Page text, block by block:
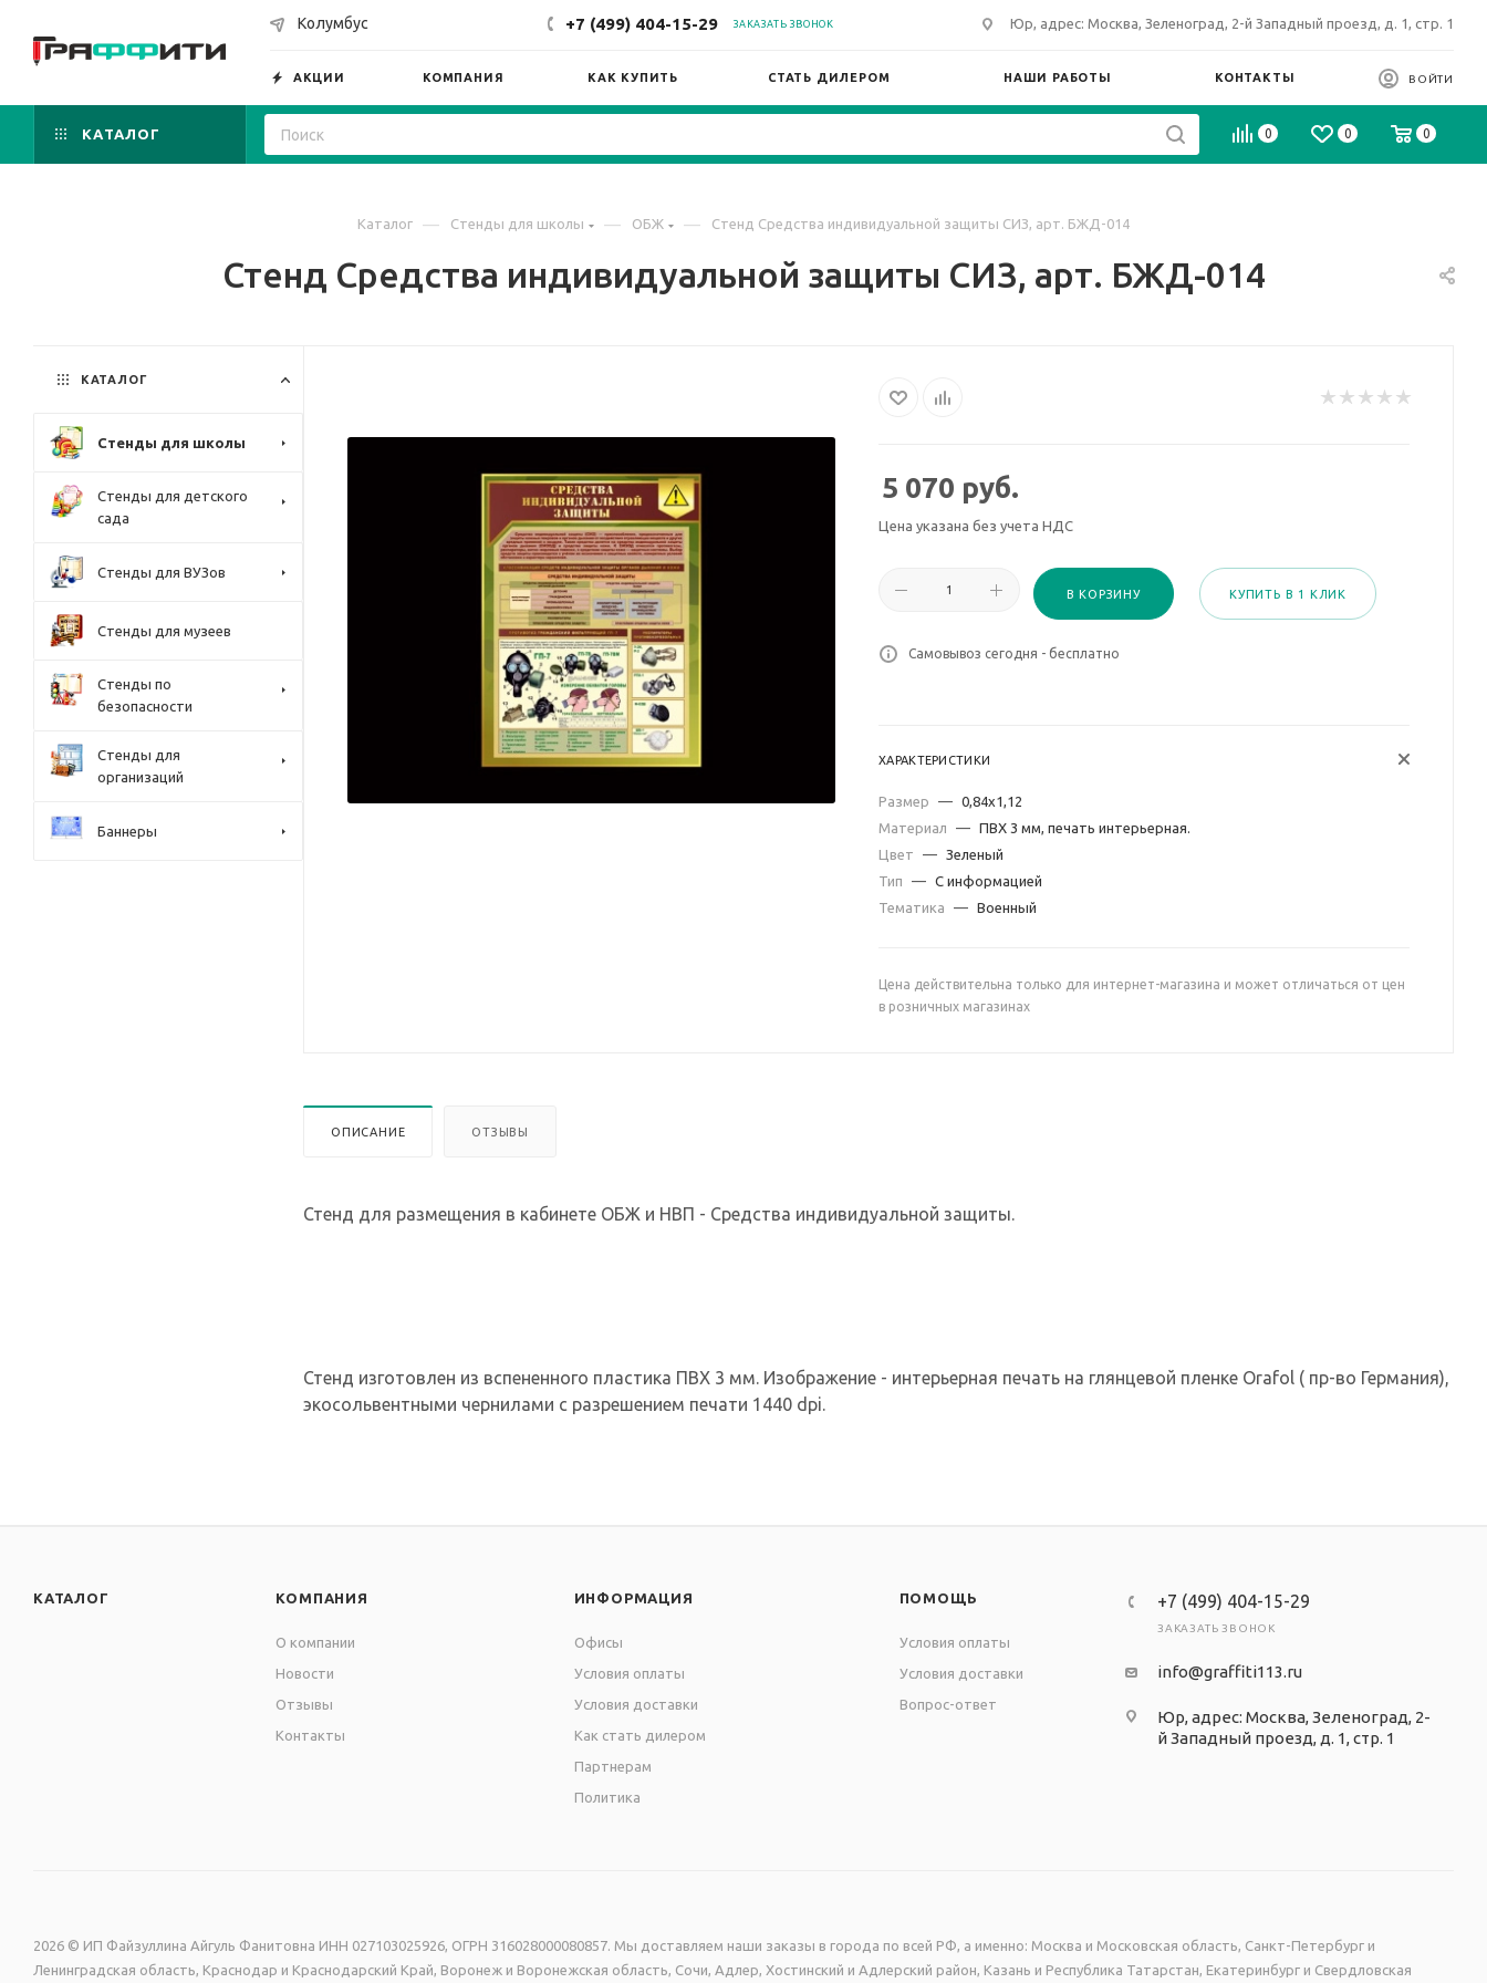
Колумбус +7 (499) 404-15-29 ЗАКАЗАТЬ ЗВОНОК Юр, адрес: Москва, Зеленоград, 2-й Западный проезд, д. 1, стр. 1
АКЦИИ КОМПАНИЯ КАК КУПИТЬ СТАТЬ ДИЛЕРОМ НАШИ РАБОТЫ КОНТАКТЫ ВОЙТИ
КАТАЛОГ 0 0 0
Каталог — Стенды для школы — ОБЖ — Стенд Средства индивидуальной защиты СИЗ, арт. БЖД-014
Стенд Средства индивидуальной защиты СИЗ, арт. БЖД-014
5 070 руб.
Цена указана без учета НДС
В КОРЗИНУ КУПИТЬ В 1 КЛИК
Самовывоз сегодня - бесплатно
ХАРАКТЕРИСТИКИ
Размер — 0,84х1,12
Материал
— ПВХ 3 мм, печать интерьерная.
Цвет
— Зеленый
Тип
— С информацией
Тематика
— Военный
Цена действительна только для интернет-магазина и может отличаться от цен
в розничных магазинах
ОПИСАНИЕ ОТЗЫВЫ
Стенд для размещения в кабинете ОБЖ и НВП - Средства индивидуальной защиты.
Стенд изготовлен из вспененного пластика ПВХ 3 мм. Изображение - интерьерная печать на глянцевой пленке Orafol ( пр-во Германия),
экосольвентными чернилами с разрешением печати 1440 dpi.
КАТАЛОГ
Стенды для школы
Стенды для детского
сада
Стенды для ВУЗов
Стенды для музеев
Стенды по
безопасности
Стенды для
организаций
Баннеры
КАТАЛОГ КОМПАНИЯ
О компании
Новости
Отзывы
Контакты
ИНФОРМАЦИЯ
Офисы
Условия оплаты
Условия доставки
Как стать дилером
Партнерам
Политика
ПОМОЩЬ
Условия оплаты
Условия доставки
Вопрос-ответ
+7 (499) 404-15-29
ЗАКАЗАТЬ ЗВОНОК
info@graffiti113.ru
Юр, адрес: Москва, Зеленоград, 2-
й Западный проезд, д. 1, стр. 1
2026 © ИП Файзуллина Айгуль Фанитовна ИНН 027103025926, ОГРН 316028000080857. Мы доставляем наши заказы в города по всей РФ, а именно: Москва и Московская область, Санкт-Петербург и
Ленинградская область, Краснодар и Краснодарский Край, Воронеж и Воронежская область, Сочи, Адлер, Хостинский и Адлерский район, Казань и Республика Татарстан, Екатеринбург и Свердловская